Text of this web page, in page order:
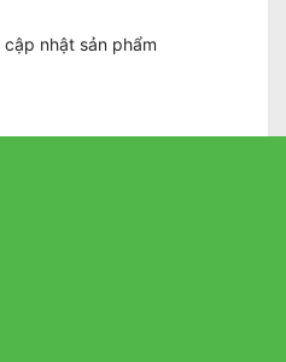
nhật sản phẩm